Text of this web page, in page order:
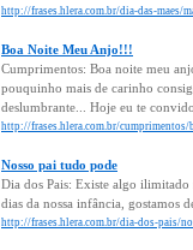
http://frases.hlera.com.br/dia-das-maes/
Boa Noite Meu Anjo!!!
Cumprimentos: Boa noite meu
pouquinho mais de carinho
deslumbrante... Hoje eu te
http://frases.hlera.com.br/
Nosso pai tudo pode
Dia dos Pais: Existe algo
dias da nossa infância, gostamos
http://frases.hlera.com.br/dia-dos-pais/